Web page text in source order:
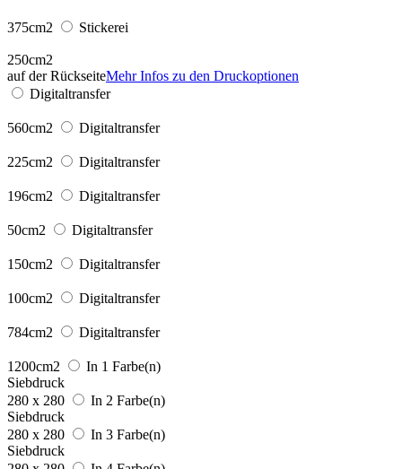
375cm2 Stickerei
250cm2
auf der RückseiteMehr Infos zu den Druckoptionen
Digitaltransfer
560cm2 Digitaltransfer
225cm2 Digitaltransfer
196cm2 Digitaltransfer
50cm2 Digitaltransfer
150cm2 Digitaltransfer
100cm2 Digitaltransfer
784cm2 Digitaltransfer
1200cm2
In 1 Farbe(n)
Siebdruck
280 x 280
In 2 Farbe(n)
Siebdruck
280 x 280
In 3 Farbe(n)
Siebdruck